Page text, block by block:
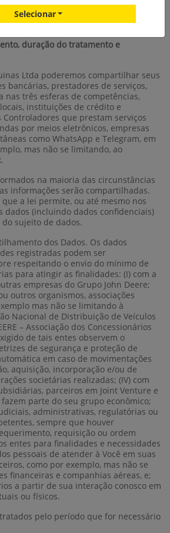
por nós sempre respeitarão os
Privacidade.
duração do tratamento e
Ltda poderemos compartilhar seus
bancárias, prestadores de serviços,
nas três esferas de competências,
instituições de crédito e
que prestam serviços
por meios eletrônicos, empresas
como WhatsApp e Telegram, em
mas não se limitando, ao
na maioria das circunstâncias
informações serão compartilhadas.
a lei permite, ou até mesmo nos
dados (incluindo dados confidenciais)
sujeito de dados.
dos Dados. Os dados
registradas podem ser
respeitando o envio do mínimo de
para atingir as finalidades: (I) com a
empresas do Grupo John Deere;
outros organismos, associações
mas não se limitando à
Nacional de Distribuição de Veículos
– Associação dos Concessionários
de tais entes observem o
de segurança e proteção de
em caso de movimentações
aquisição, incorporação e/ou de
societárias realizadas; (IV) com
parceiros em Joint Venture e
parte do seu grupo econômico;
administrativas, regulatórias ou
sempre que houver
requisição ou ordem
entes para finalidades e necessidades
pessoais de atender à Você em suas
como por exemplo, mas não se
financeiras e companhias aéreas, e;
a partir de sua interação conosco em
ou físicos.
pelo período que for necessário
Selecionar